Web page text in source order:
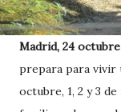
Madrid, 24
prepara para vivir
octubre, 1, 2 y 3